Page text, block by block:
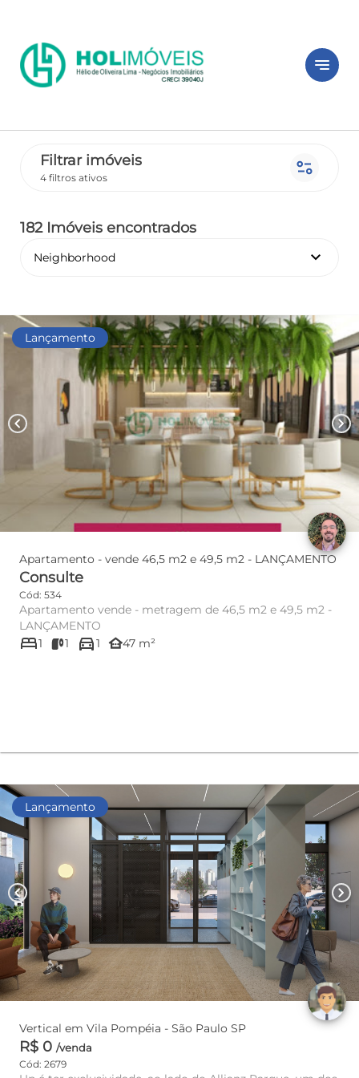
notes
Filtrar imóveis
4 filtros ativos page_info
182 Imóveis encontrados
Neighborhood keyboard_arrow_down
Lançamento
chevron_left chevron_right
Apartamento - vende 46,5 m2 e 49,5 m2 - LANÇAMENTO
Consulte
Cód: 534
Apartamento vende - metragem de 46,5 m2 e 49,5 m2 -
LANÇAMENTO
bed1 1 directions_car1 other_houses47 m²
Lançamento
chevron_left chevron_right
Vertical em Vila Pompéia - São Paulo SP
R$ 0 /venda
Cód: 2679